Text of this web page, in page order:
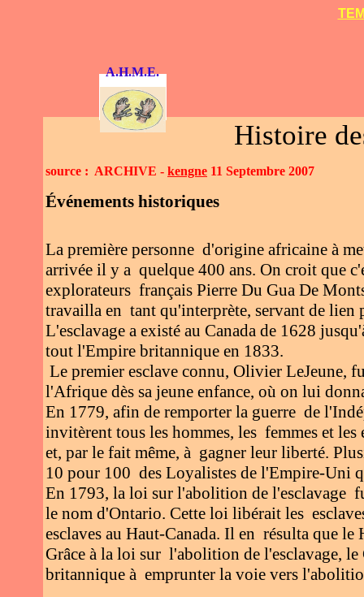
A.H.M.E.
Histoire
source : ARCHIVE - kengne 11 Septembre 2007
Événements historiques
La première personne d'origine africaine à
arrivée il y a quelque 400 ans. On croit que
explorateurs français Pierre Du Gua De
travailla en tant qu'interprète, servant de
L'esclavage a existé au Canada de 1628
tout l'Empire britannique en 1833.
Le premier esclave connu, Olivier LeJeune,
l'Afrique dès sa jeune enfance, où on lui
En 1779, afin de remporter la guerre de
invitèrent tous les hommes, les femmes et
et, par le fait même, à gagner leur liberté.
10 pour 100 des Loyalistes de l'Empire-Uni
En 1793, la loi sur l'abolition de l'esclavage
le nom d'Ontario. Cette loi libérait les
esclaves au Haut-Canada. Il en résulta que
Grâce à la loi sur l'abolition de l'esclavage,
britannique à emprunter la voie vers